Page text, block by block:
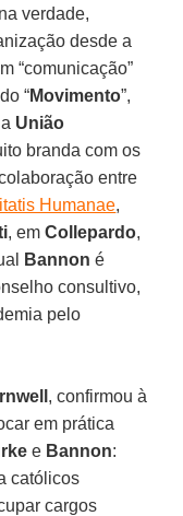
verdade,
desde a
“comunicação”
“Movimento”,
União
branda com os
entre
Humanae,
, emCollepardo,
Bannon é
consultivo,
pelo
, confirmou à
em prática
e Bannon:
católicos
cargos